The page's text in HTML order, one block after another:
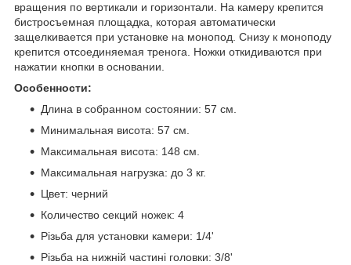
вращения по вертикали и горизонтали. На камеру крепится
бистросъемная площадка, которая автоматически
защелкивается при установке на монопод. Снизу к моноподу
крепится отсоединяемая тренога. Ножки откидиваются при
нажатии кнопки в основании.
Особенности:
Длина в собранном состоянии: 57 см.
Минимальная висота: 57 см.
Максимальная висота: 148 см.
Максимальная нагрузка: до 3 кг.
Цвет: черний
Количество секций ножек: 4
Різьба для установки камери: 1/4'
Різьба на нижній частині головки: 3/8'